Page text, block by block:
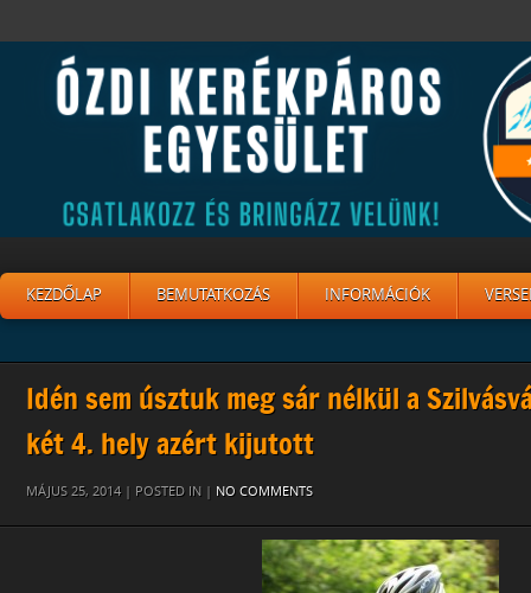
KEZDŐLAP BEMUTATKOZÁS INFORMÁCIÓK
Idén sem úsztuk meg sár nélkül a
két 4. hely azért kijutott
MÁJUS 25, 2014 | POSTED IN | NO COMMENTS